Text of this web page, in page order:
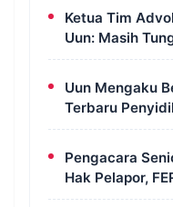
Ketua Tim
Uun: Masih
Banten
Uun Mengaku
Terbaru
Transparansi
Pengacara
Hak Pelapor,
Transparansi